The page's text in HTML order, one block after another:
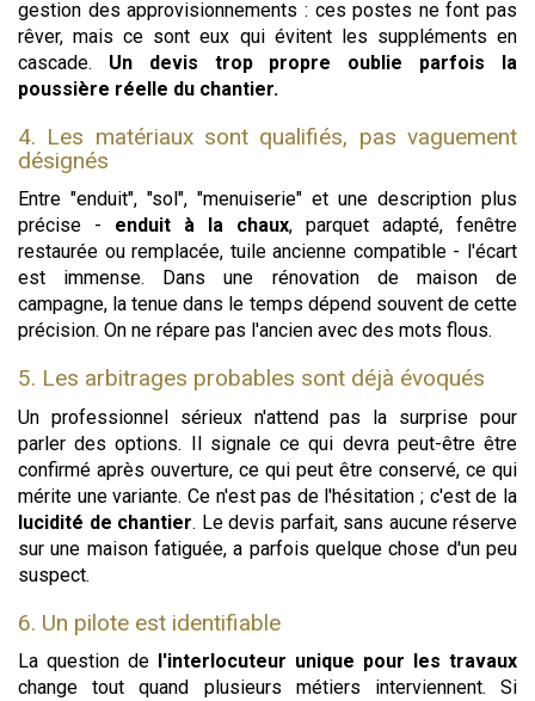
gestion des approvisionnements : ces postes ne font pas
rêver, mais ce sont eux qui évitent les suppléments en
cascade. Un devis trop propre oublie parfois la
poussière réelle du chantier.
4. Les matériaux sont qualifiés, pas vaguement
désignés
Entre "enduit", "sol", "menuiserie" et une description plus
précise - enduit à la chaux, parquet adapté, fenêtre
restaurée ou remplacée, tuile ancienne compatible - l'écart
est immense. Dans une rénovation de maison de
campagne, la tenue dans le temps dépend souvent de cette
précision. On ne répare pas l'ancien avec des mots flous.
5. Les arbitrages probables sont déjà évoqués
Un professionnel sérieux n'attend pas la surprise pour
parler des options. Il signale ce qui devra peut-être être
confirmé après ouverture, ce qui peut être conservé, ce qui
mérite une variante. Ce n'est pas de l'hésitation ; c'est de la
lucidité de chantier. Le devis parfait, sans aucune réserve
sur une maison fatiguée, a parfois quelque chose d'un peu
suspect.
6. Un pilote est identifiable
La question de l'interlocuteur unique pour les travaux
change tout quand plusieurs métiers interviennent. Si